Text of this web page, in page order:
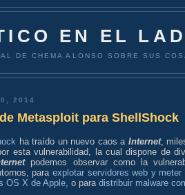
EN EL
DE CHEMA ALONSO SOBRE SUS
2014
Metasploit para ShellShock
ha traído un nuevo caos a Internet,
esta vulnerabilidad, la cual dispone de
podemos observar como la
para explotar servidores web y meter
OS X de Apple , o para distribuir malware